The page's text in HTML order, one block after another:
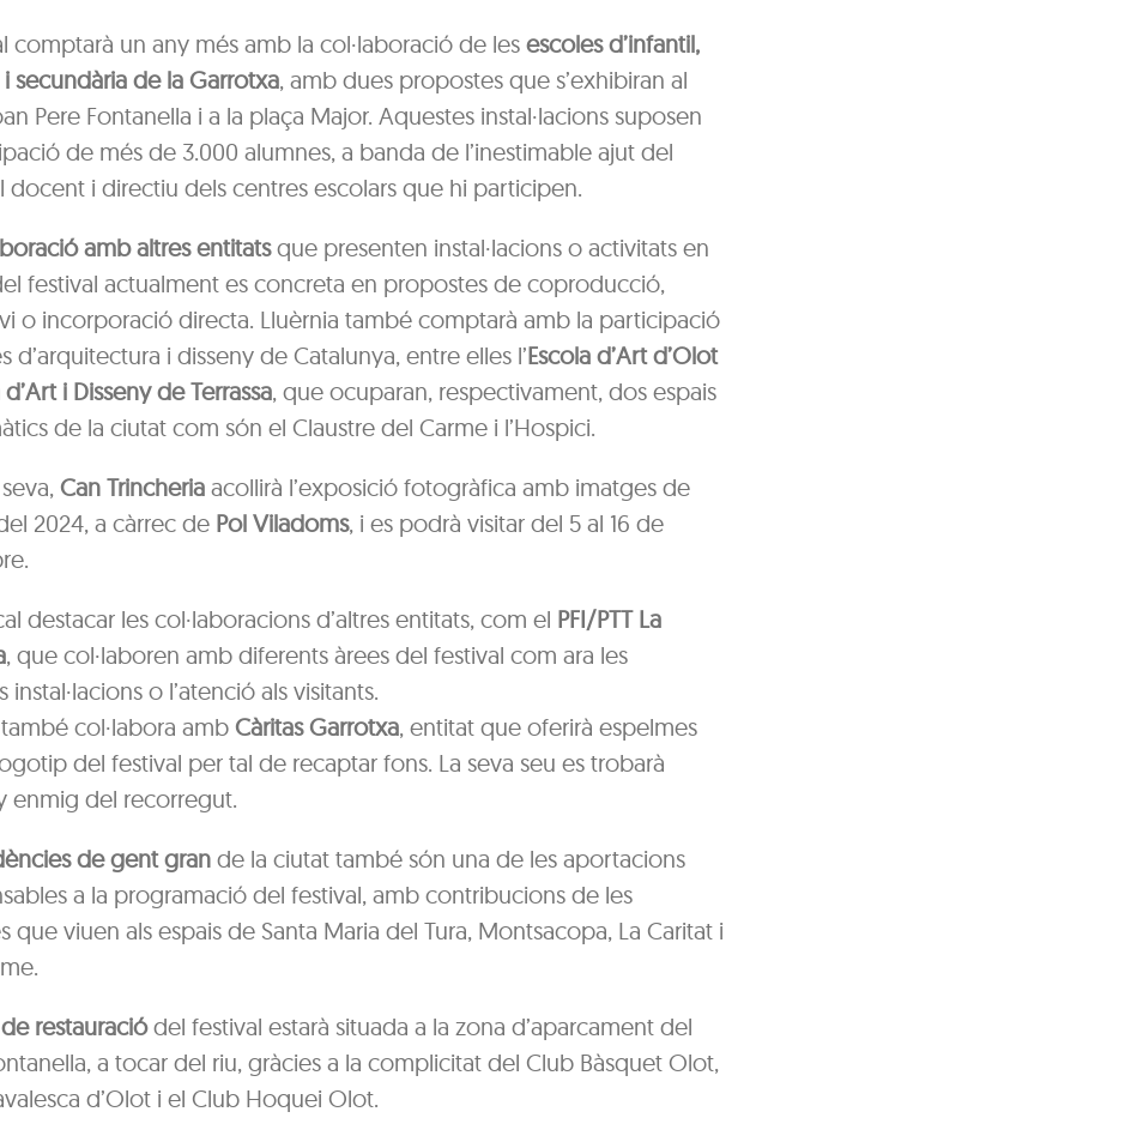
comptarà un any més amb la col·laboració de les escoles d’infantil,
secundària de la Garrotxa, amb dues propostes que s’exhibiran al
Pere Fontanella i a la plaça Major. Aquestes instal·lacions suposen
de més de 3.000 alumnes, a banda de l’inestimable ajut del
docent i directiu dels centres escolars que hi participen.
amb altres entitatsque presenten instal·lacions o activitats en
festival actualment es concreta en propostes de coproducció,
o incorporació directa. Lluèrnia també comptarà amb la participació
d’arquitectura i disseny de Catalunya, entre elles l’Escola d’Art d’Olot
d’Art i Disseny de Terrassa, que ocuparan, respectivament, dos espais
de la ciutat com són el Claustre del Carme i l’Hospici.
Can Trincheriaacollirà l’exposició fotogràfica amb imatges de
2024, a càrrec de Pol Viladoms, i es podrà visitar del 5 al 16 de
destacar les col·laboracions d’altres entitats, com el PFI/PTT La
, que col·laboren amb diferents àrees del festival com ara les
instal·lacions o l’atenció als visitants.
col·labora amb Càritas Garrotxa, entitat que oferirà espelmes
del festival per tal de recaptar fons. La seva seu es trobarà
enmig del recorregut.
de gent grande la ciutat també són una de les aportacions
a la programació del festival, amb contribucions de les
que viuen als espais de Santa Maria del Tura, Montsacopa, La Caritat i
restauraciódel festival estarà situada a la zona d’aparcament del
a tocar del riu, gràcies a la complicitat del Club Bàsquet Olot,
d’Olot i el Club Hoquei Olot.